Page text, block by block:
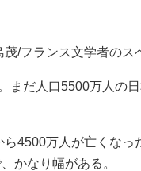
/フランス文学者のス
まだ人口5500万人の
ら4500万人が亡くな
かなり幅がある。